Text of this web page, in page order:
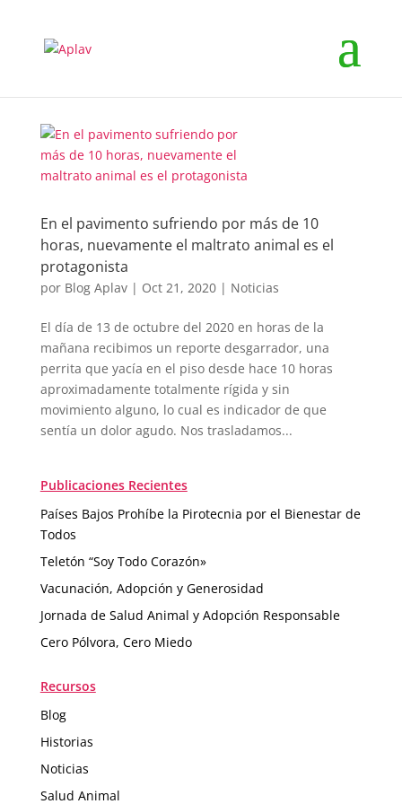
En el pavimento sufriendo por más de 10
horas, nuevamente el maltrato animal es el
protagonista
por Blog Aplav| Oct 21, 2020| Noticias
El día de 13 de octubre del 2020 en horas de la
mañana recibimos un reporte desgarrador, una
perrita que yacía en el piso desde hace 10 horas
aproximadamente totalmente rígida y sin
movimiento alguno, lo cual es indicador de que
sentía un dolor agudo. Nos trasladamos...
Publicaciones Recientes
Países Bajos Prohíbe la Pirotecnia por el Bienestar de
Todos
Teletón “Soy Todo Corazón»
Vacunación, Adopción y Generosidad
Jornada de Salud Animal y Adopción Responsable
Cero Pólvora, Cero Miedo
Recursos
Blog
Historias
Noticias
Salud Animal